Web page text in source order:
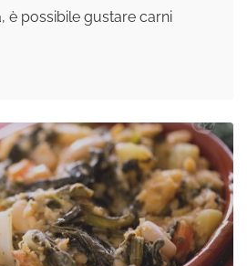
è possibile gustare carni